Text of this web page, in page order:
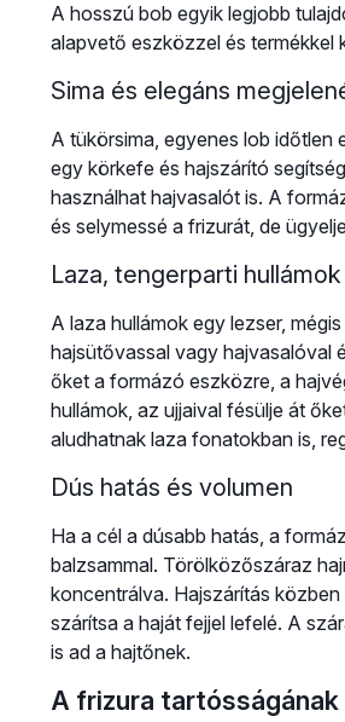
A hosszú bob egyik legjobb
alapvető eszközzel és termékkel
Sima és elegáns
A tükörsima, egyenes lob időtlen
egy körkefe és hajszárító
használhat hajvasalót is. A
és selymessé a frizurát, de
Laza, tengerparti hullámok
A laza hullámok egy lezser,
hajsütővassal vagy hajvasalóval
őket a formázó eszközre, a
hullámok, az ujjaival fésülje át
aludhatnak laza fonatokban is,
Dús hatás és volumen
Ha a cél a dúsabb hatás, a
balzsammal. Törölközőszáraz
koncentrálva. Hajszárítás
szárítsa a haját fejjel lefelé. A
is ad a hajtőnek.
A frizura